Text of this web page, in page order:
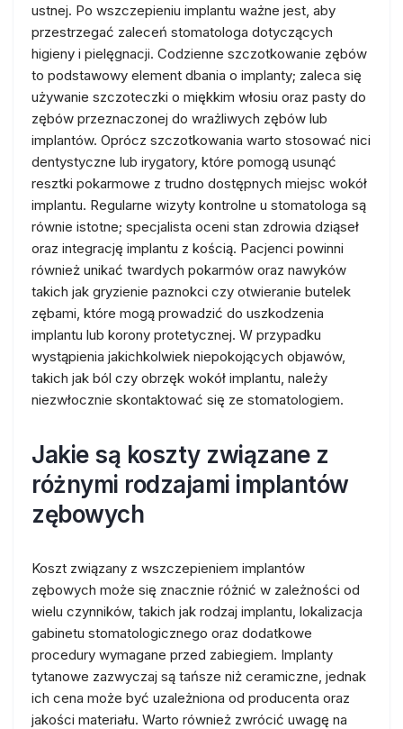
ustnej. Po wszczepieniu implantu ważne jest, aby
przestrzegać zaleceń stomatologa dotyczących
higieny i pielęgnacji. Codzienne szczotkowanie zębów
to podstawowy element dbania o implanty; zaleca się
używanie szczoteczki o miękkim włosiu oraz pasty do
zębów przeznaczonej do wrażliwych zębów lub
implantów. Oprócz szczotkowania warto stosować nici
dentystyczne lub irygatory, które pomogą usunąć
resztki pokarmowe z trudno dostępnych miejsc wokół
implantu. Regularne wizyty kontrolne u stomatologa są
równie istotne; specjalista oceni stan zdrowia dziąseł
oraz integrację implantu z kością. Pacjenci powinni
również unikać twardych pokarmów oraz nawyków
takich jak gryzienie paznokci czy otwieranie butelek
zębami, które mogą prowadzić do uszkodzenia
implantu lub korony protetycznej. W przypadku
wystąpienia jakichkolwiek niepokojących objawów,
takich jak ból czy obrzęk wokół implantu, należy
niezwłocznie skontaktować się ze stomatologiem.
Jakie są koszty związane z
różnymi rodzajami implantów
zębowych
Koszt związany z wszczepieniem implantów
zębowych może się znacznie różnić w zależności od
wielu czynników, takich jak rodzaj implantu, lokalizacja
gabinetu stomatologicznego oraz dodatkowe
procedury wymagane przed zabiegiem. Implanty
tytanowe zazwyczaj są tańsze niż ceramiczne, jednak
ich cena może być uzależniona od producenta oraz
jakości materiału. Warto również zwrócić uwagę na